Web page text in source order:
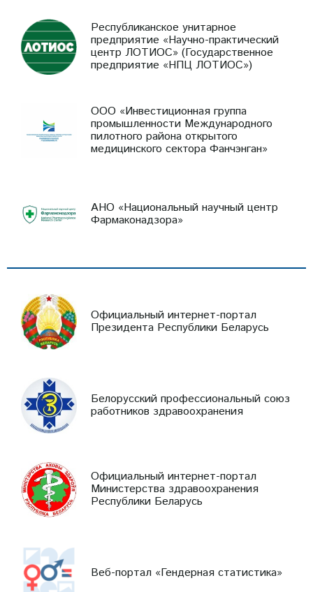
Республиканское унитарное
предприятие «Научно-практический
центр ЛОТИОС» (Государственное
предприятие «НПЦ ЛОТИОС»)
ООО «Инвестиционная группа
промышленности Международного
пилотного района открытого
медицинского сектора Фанчэнган»
АНО «Национальный научный центр
Фармаконадзора»
Официальный интернет-портал
Президента Республики Беларусь
Белорусский профессиональный союз
работников здравоохранения
Официальный интернет-портал
Министерства здравоохранения
Республики Беларусь
Веб-портал «Гендерная статистика»